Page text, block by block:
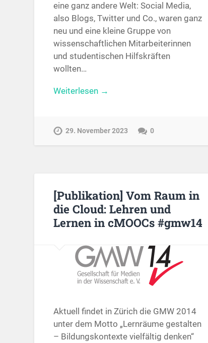
eine ganz andere Welt: Social Media,
also Blogs, Twitter und Co., waren ganz
neu und eine kleine Gruppe von
wissenschaftlichen Mitarbeiterinnen
und studentischen Hilfskräften
wollten…
Weiterlesen →
29. November 2023 0
[Publikation] Vom Raum in
die Cloud: Lehren und
Lernen in cMOOCs #gmw14
Aktuell findet in Zürich die GMW 2014
unter dem Motto „Lernräume gestalten
– Bildungskontexte vielfältig denken“